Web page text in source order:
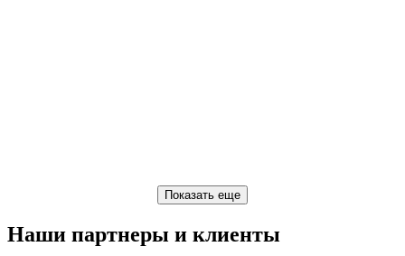
Наши партнеры и клиенты